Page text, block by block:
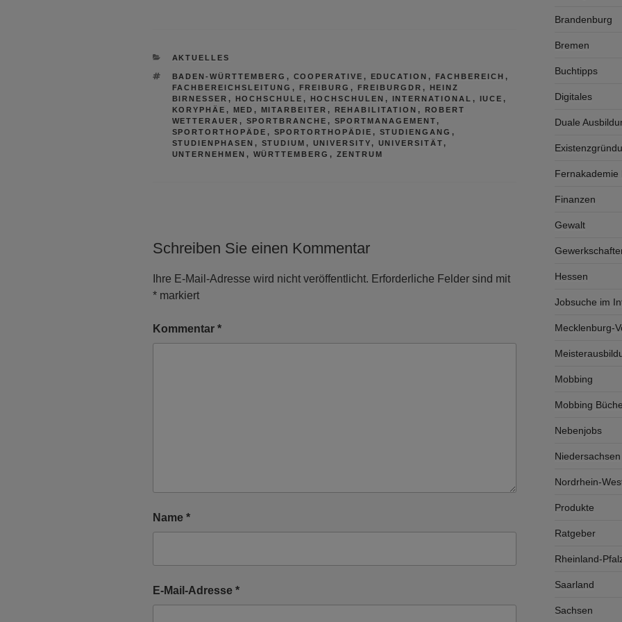
KATEGORIEN
AKTUELLES
SCHLAGWÖRTER
BADEN-WÜRTTEMBERG , COOPERATIVE , EDUCATION , FACHBEREICH ,
FACHBEREICHSLEITUNG , FREIBURG , FREIBURGDR ,
HEINZ
BIRNESSER , HOCHSCHULE , HOCHSCHULEN , INTERNATIONAL , IUCE ,
KORYPHÄE , MED , MITARBEITER , REHABILITATION ,
ROBERT
WETTERAUER , SPORTBRANCHE , SPORTMANAGEMENT ,
SPORTORTHOPÄDE , SPORTORTHOPÄDIE , STUDIENGANG ,
STUDIENPHASEN , STUDIUM , UNIVERSITY , UNIVERSITÄT ,
UNTERNEHMEN , WÜRTTEMBERG , ZENTRUM
Schreiben Sie einen Kommentar
Ihre E-Mail-Adresse wird nicht veröffentlicht. Erforderliche Felder sind mit
* markiert
Kommentar *
Name *
E-Mail-Adresse *
Brandenburg
Bremen
Buchtipps
Digitales
Duale
Fernakademie
Finanzen
Gewalt
Hessen
Jobsuche im
Mecklenburg-
Mobbing
Mobbing
Nebenjobs
Niedersachsen
Nordrhein-
Produkte
Ratgeber
Rheinland-
Saarland
Sachsen